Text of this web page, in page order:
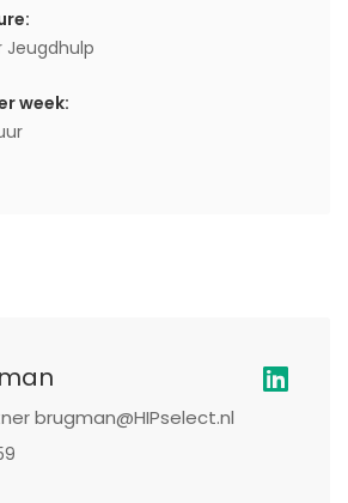
Jeugdhulp
week:
brugman@HIPselect.nl